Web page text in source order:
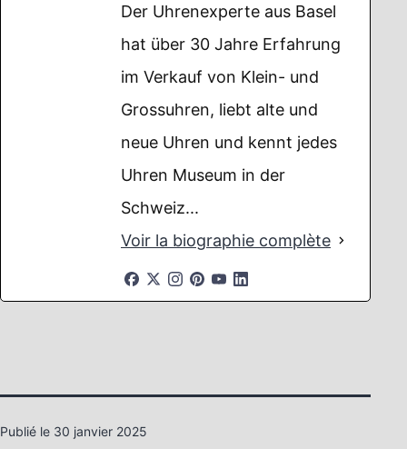
Der Uhrenexperte aus Basel
hat über 30 Jahre Erfahrung
im Verkauf von Klein- und
Grossuhren, liebt alte und
neue Uhren und kennt jedes
Uhren Museum in der
Schweiz...
Voir la biographie complète
Publié le 30 janvier 2025